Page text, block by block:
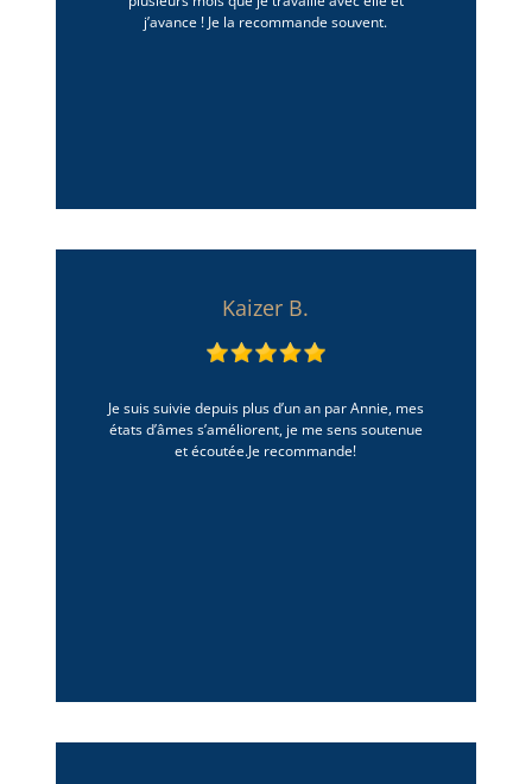
j’avance ! Je la recommande souvent.
Kaizer B.
Je suis suivie depuis plus d’un an par Annie, mes
états d’âmes s’améliorent, je me sens soutenue
et écoutée.Je recommande!